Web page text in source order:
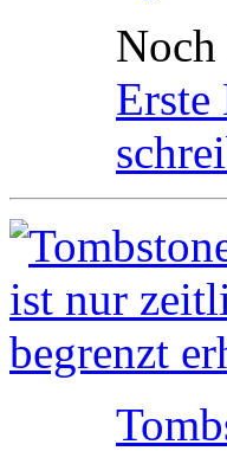
Noch
Erste